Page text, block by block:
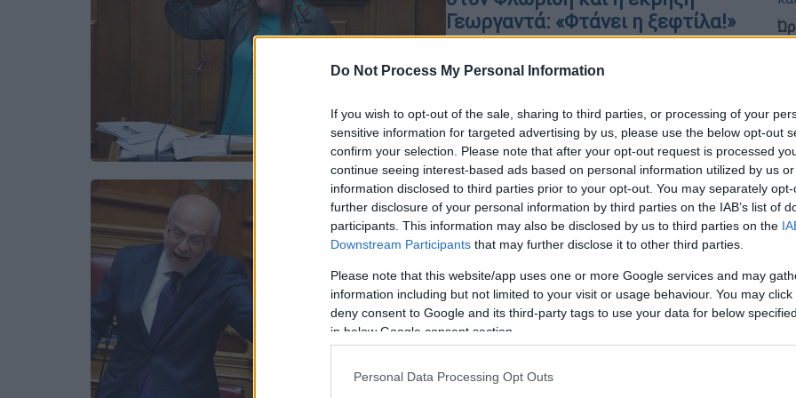
Do Not Process My Personal Information
If you wish to opt-out of the sale, sharing to third parties, or processing of your
sensitive information for targeted advertising by us, please use the below opt-out
confirm your selection. Please note that after your opt-out request is processed
continue seeing interest-based ads based on personal information utilized by us
information disclosed to third parties prior to your opt-out. You may separately
further disclosure of your personal information by third parties on the IAB’s list of
participants. This information may also be disclosed by us to third parties on the
Downstream Participants that may further disclose it to other third parties.
Please note that this website/app uses one or more Google services and may
information including but not limited to your visit or usage behaviour. You may
deny consent to Google and its third-party tags to use your data for below
in below Google consent section.
Personal Data Processing Opt Outs
Γεωργαντά: «Φτάνει η ξεφτίλα!»
είπαν τρελή! Ίσως οι τρελές είναι
Δικαιοσύνη»
Πολιτική|21.05.2026 18:05
Ακραία επίθεση Φλωρίδη σε
Κωνσταντοπούλου: «Πλησιάζετε
επικίνδυνα την κωμωδία με το
παγκάκι του Κωνσταντίνου»
«Δεν μπορώ να σας βοηθήσω. Είμαι
κατάρτιση»